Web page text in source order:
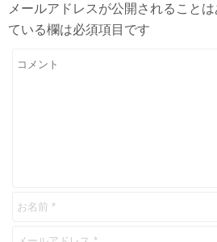
メールアドレスが公開されることは
ている欄は必須項目です